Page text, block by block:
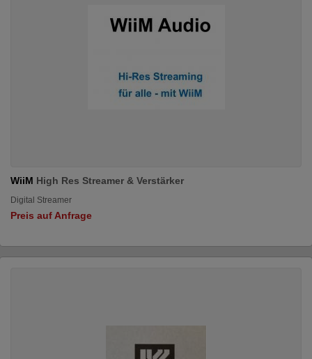
WiiM High Res Streamer & Verstärker
Digital Streamer
Preis auf Anfrage